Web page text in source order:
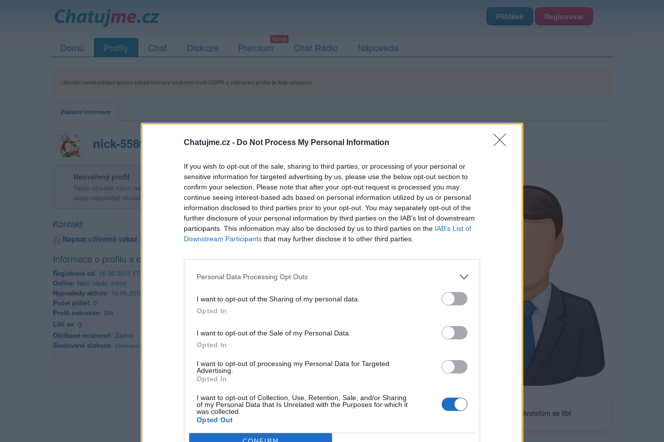
Chatujme.cz - Do Not Process My Personal Information
If you wish to opt-out of the sale, sharing to third parties, or processing of your personal or
sensitive information for targeted advertising by us, please use the below opt-out section to
confirm your selection. Please note that after your opt-out request is processed you may
continue seeing interest-based ads based on personal information utilized by us or personal
information disclosed to third parties prior to your opt-out. You may separately opt-out of the
further disclosure of your personal information by third parties on the IAB’s list of downstream
participants. This information may also be disclosed by us to third parties on the IAB’s List of
Downstream Participants that may further disclose it to other third parties.
Personal Data Processing Opt Outs
I want to opt-out of the Sharing of my personal data.
Opted In
I want to opt-out of the Sale of my Personal Data.
Opted In
I want to opt-out of processing my Personal Data for Targeted
Advertising.
Opted In
I want to opt-out of Collection, Use, Retention, Sale, and/or Sharing
of my Personal Data that Is Unrelated with the Purposes for which it
was collected.
Opted Out
Přihlásit Registrovat
Domů Profily Chat Diskuze Premium Chat Rádio Nápověda
Uživatel neodsouhlasil úpravu zásad ochrany soukromí kvůli GDPR a zobrazení profilu je tedy omezeno.
Základní informace
nick-55803af68beb8
Neověřeno
uživatelům se líbí
Neověřený profil
Tento uživatel zatím neprokázal svou identitu ověřovací fotografií. U neověřených profilů nelze zaručit, že fotografie a
údaje odpovídají skutečné osobě.
Kontakt
Napsat uživateli vzkaz
Informace o profilu a chatu
Registrace od: 16.06.2015 17:04
Online: Není nikde online
Naposledy aktivní: 16.06.2015 17:04
Počet přátel: 0
Profil zobrazen: 28x
Líbí se: 0
Oblibené místnosti: Žádné
Sledované diskuze: Informace pro uživatele